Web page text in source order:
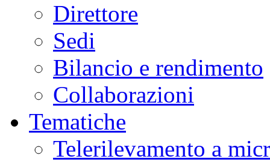
Direttore
Sedi
Bilancio e rendimento
Collaborazioni
Tematiche
Telerilevamento a